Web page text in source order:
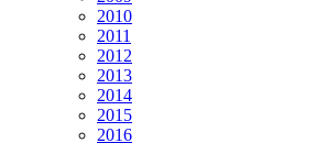
2010
2011
2012
2013
2014
2015
2016